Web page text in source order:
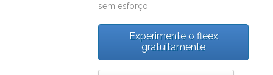
sem esforço
Experimente o fleex
gratuitamente